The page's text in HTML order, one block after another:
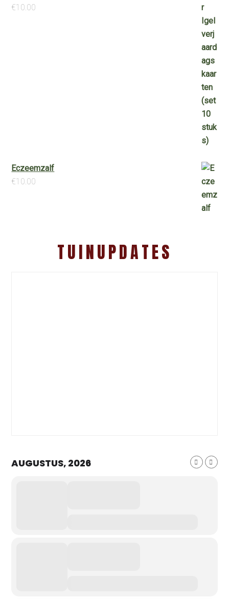
€10.00
Eczeemzalf
€10.00
TUINUPDATES
AUGUSTUS, 2026